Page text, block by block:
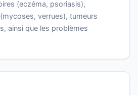
(eczéma, psoriasis),
verrues), tumeurs
ainsi que les problèmes